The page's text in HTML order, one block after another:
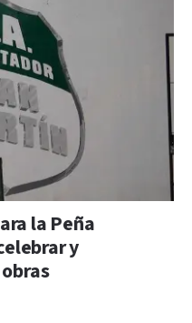
la Peña
y